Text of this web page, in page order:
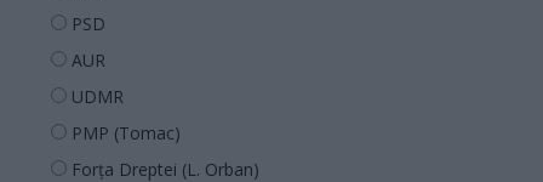
PSD
AUR
UDMR
PMP (Tomac)
Forța Dreptei (L. Orban)